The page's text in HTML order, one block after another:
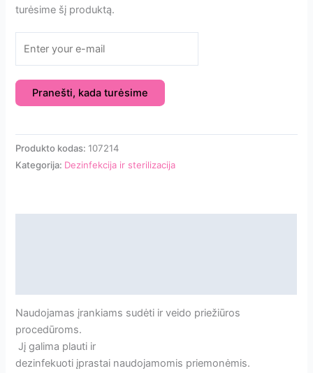
turėsime šį produktą.
Pranešti, kada turėsime
Produkto kodas:107214
Kategorija: Dezinfekcija ir sterilizacija
Naudojamas įrankiams sudėti ir veido priežiūros
procedūroms.
Jį galima plauti ir
dezinfekuoti įprastai naudojamomis priemonėmis.